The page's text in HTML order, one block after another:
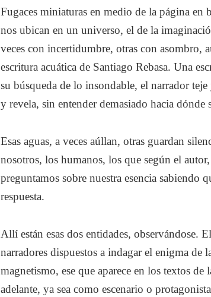
Fugaces miniaturas en medio de la página en
nos ubican en un universo, el de la
veces con incertidumbre, otras con asombro,
escritura acuática de Santiago Rebasa. Una
su búsqueda de lo insondable, el narrador
y revela, sin entender demasiado hacia dónde
Esas aguas, a veces aúllan, otras guardan
nosotros, los humanos, los que según el
preguntamos sobre nuestra esencia sabiendo
respuesta.
Allí están esas dos entidades, observándose.
narradores dispuestos a indagar el enigma de
magnetismo, ese que aparece en los textos
adelante, ya sea como escenario o